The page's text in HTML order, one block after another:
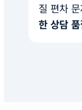
질 편차
한 상담